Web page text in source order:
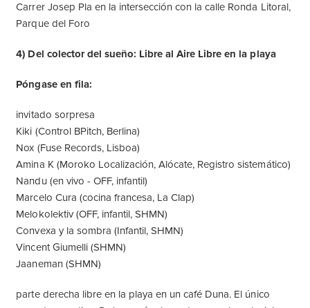
Carrer Josep Pla en la intersección con la calle Ronda Litoral,
Parque del Foro
4) Del colector del sueño: Libre al Aire Libre en la playa
Póngase en fila:
invitado sorpresa
Kiki (Control BPitch, Berlina)
Nox (Fuse Records, Lisboa)
Amina K (Moroko Localización, Alócate, Registro sistemático)
Nandu (en vivo - OFF, infantil)
Marcelo Cura (cocina francesa, La Clap)
Melokolektiv (OFF, infantil, SHMN)
Convexa y la sombra (Infantil, SHMN)
Vincent Giumelli (SHMN)
Jaaneman (SHMN)
parte derecha libre en la playa en un café Duna. El único